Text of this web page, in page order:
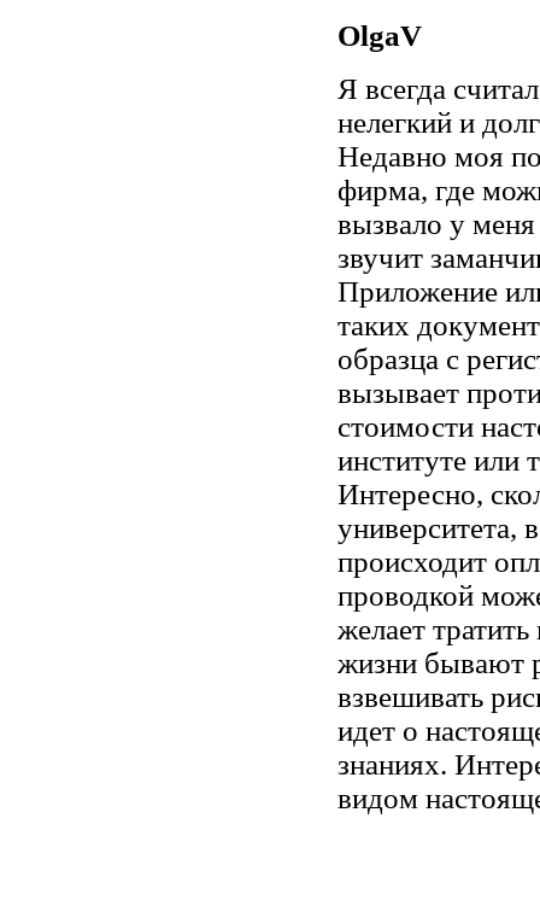
OlgaV
Я всегда
нелегкий и
Недавно моя
фирма, где
вызвало у
звучит
Приложение
таких
образца с
вызывает
стоимости
институте или
Интересно,
университета,
происходит
проводкой
желает
жизни бывают
взвешивать
идет о
знаниях.
видом